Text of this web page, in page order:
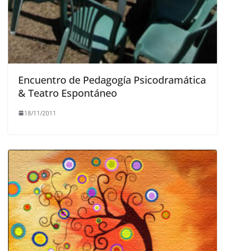
Encuentro de Pedagogía Psicodramática
& Teatro Espontáneo
18/11/2011